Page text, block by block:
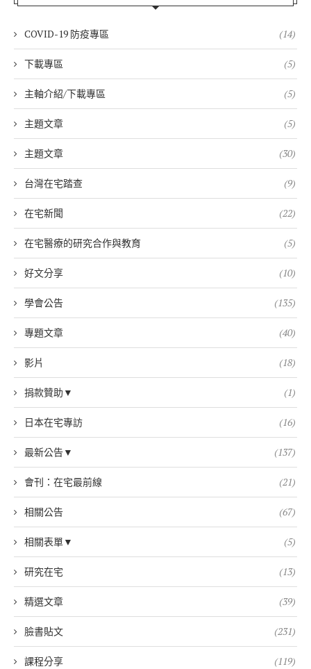
COVID-19 防疫專區 (14)
下載專區 (5)
主軸介紹/下載專區 (5)
主題文章 (5)
主題文章 (30)
台灣在宅踏查 (9)
在宅新聞 (22)
在宅醫療的研究合作與教育 (5)
好文分享 (10)
學會公告 (135)
專題文章 (40)
影片 (18)
捐款贊助▼ (1)
日本在宅專訪 (16)
最新公告▼ (137)
會刊：在宅最前線 (21)
相關公告 (67)
相關表單▼ (5)
研究在宅 (13)
精選文章 (39)
臉書貼文 (231)
課程分享 (119)